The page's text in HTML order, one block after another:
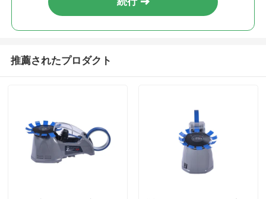
推薦されたプロダクト